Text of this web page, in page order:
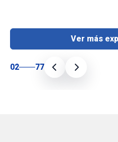
Ver más
02 77